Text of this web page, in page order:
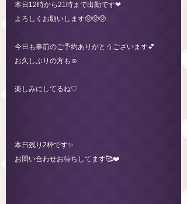
本日12時から21時まで出勤です❤︎
よろしくお願いします🥺🥺🥺
今日も事前のご予約ありがとうございます💕
お久しぶりの方も☺️
楽しみにしてるね♡
本日残り2枠です✨
お問い合わせお待ちしてます🥰❤️